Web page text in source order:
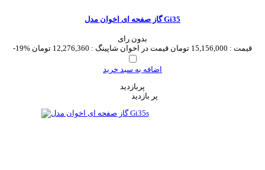
گاز صفحه ای اخوان مدل Gi35
بدون رای
-19%
قیمت : 15,156,000 تومان قیمت در اخوان شاپینگ : 12,276,360 تومان
اضافه به سبد خرید
پربازدید
پر بازدید